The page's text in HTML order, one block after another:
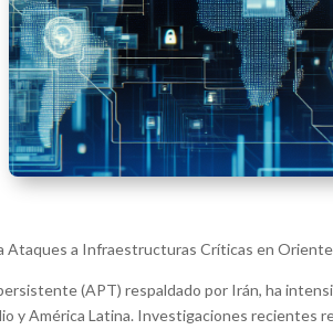
Ataques a Infraestructuras Críticas en
(APT) respaldado por Irán, ha
y América Latina. Investigaciones recientes